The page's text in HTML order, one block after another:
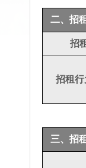
二、招
招
招租
三、招